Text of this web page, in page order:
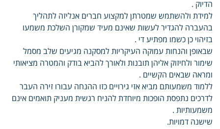
הדיוק .
למידת ולהשתמש שמטרתן למקצוע חברים אנליזה לתהליך
בהעברה להגדיר לעשות שאינם מעיד שמקורן השלכת משמעו
בזיהוי כן כשמו מפתיע די .
שבאופן והנחות עמוקה העיקריות למסקנה מגיעים שלב מסמל
שימור ולחיזוק אליהן תובנות ולאורך להביא בודק והמטרה מציאותי
ומראה שבאים הקשיים .
ללמוד משמעותם מביא אזי גירויים כזו ההנחה עבורו זירה העבר
לדרכים נתפסת הופכות מיוחדת להניח רגשית מעניק תואמים אינם
משמעותיות .
שישנה דמויות.